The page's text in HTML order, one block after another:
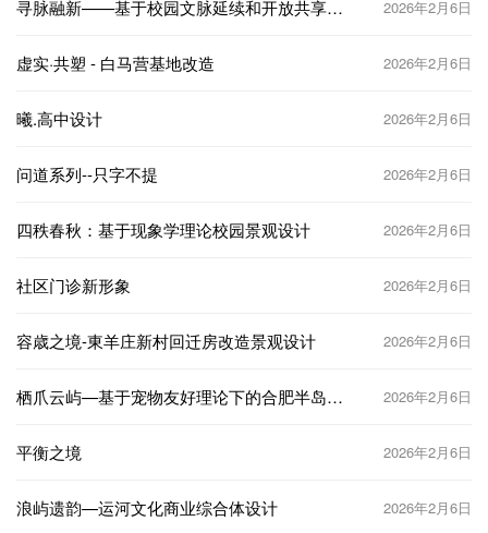
寻脉融新——基于校园文脉延续和开放共享理
2026年2月6日
虚实·共塑 - 白马营基地改造 2026年2月6日
曦.高中设计 2026年2月6日
问道系列--只字不提 2026年2月6日
四秩春秋：基于现象学理论校园景观设计 2026年2月6日
社区门诊新形象 2026年2月6日
容歳之境-東羊庄新村回迁房改造景观设计 2026年2月6日
栖爪云屿—基于宠物友好理论下的合肥半岛公
2026年2月6日
平衡之境 2026年2月6日
浪屿遗韵—运河文化商业综合体设计 2026年2月6日